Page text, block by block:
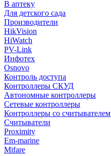
В аптеку
Для детского сада
Производители
HikVision
HiWatch
PV-Link
Инфотех
Osnovo
Контроль доступа
Контроллеры СКУД
Автономные контроллеры
Сетевые контроллеры
Контроллеры со считывателем
Считыватели
Proximity
Em-marine
Mifare